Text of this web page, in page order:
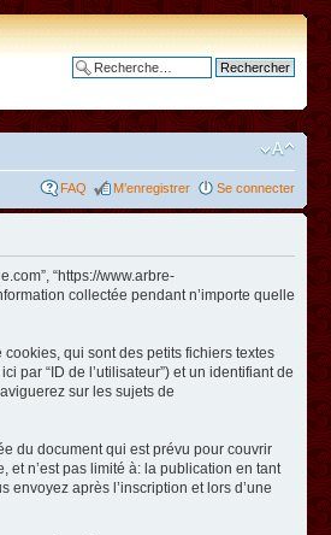
FAQ M’enregistrer Se connecter
“https://www.arbre-
collectée pendant n’importe quelle
qui sont des petits fichiers textes
par “ID de l’utilisateur”) et un identifiant de
sur les sujets de
du document qui est prévu pour couvrir
n’est pas limité à: la publication en tant
envoyez après l’inscription et lors d’une